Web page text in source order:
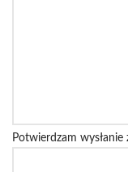
Potwierdzam